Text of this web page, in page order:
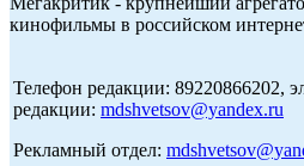
кинофильмы в российском
Телефон редакции: 89220866202,
редакции: mdshvetsov@yandex.ru
Рекламный отдел: